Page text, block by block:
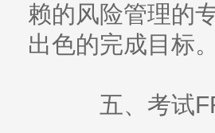
赖的风险管理的
出色的完成目标。
五、考试